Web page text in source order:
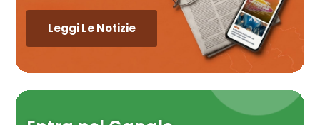
Leggi Le Notizie